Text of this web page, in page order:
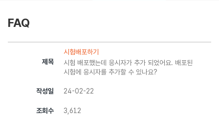
FAQ
제목
시험배포하기
시험 배포했는데 응시자가 추가 되었어요. 배포된
시험에 응시자를 추가할 수 있나요?
작성일 24-02-22
조회수 3,612